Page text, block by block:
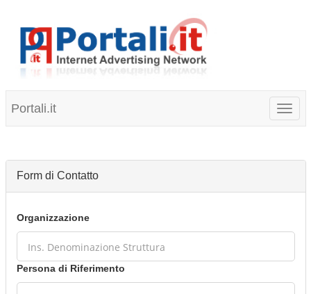
Portali.it
Form di Contatto
Organizzazione
Persona di Riferimento